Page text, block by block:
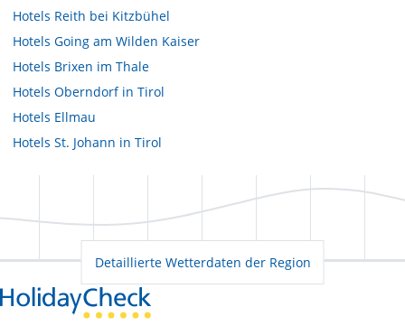
Hotels Reith bei Kitzbühel
Hotels Going am Wilden Kaiser
Hotels Brixen im Thale
Hotels Oberndorf in Tirol
Hotels Ellmau
Hotels St. Johann in Tirol
Detaillierte Wetterdaten der Region